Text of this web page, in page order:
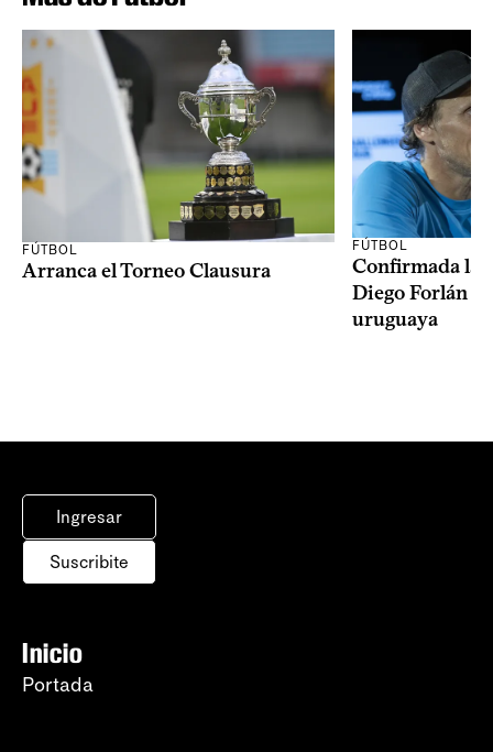
FÚTBOL
Arranca el Torneo Clausura
FÚTBOL
Confirmada la
Diego Forlán
uruguaya
Ingresar
Suscribite
Inicio
Portada